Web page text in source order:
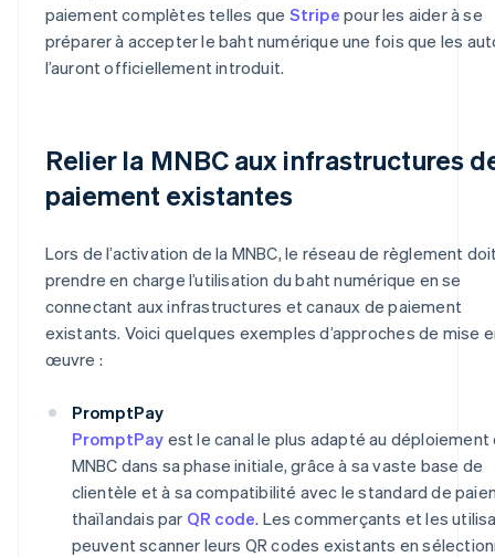
paiement complètes telles que Stripe pour les aider à se
préparer à accepter le baht numérique une fois que les
l’auront officiellement introduit.
Relier la MNBC aux infrastructures
paiement existantes
Lors de l’activation de la MNBC, le réseau de règlement
prendre en charge l’utilisation du baht numérique en se
connectant aux infrastructures et canaux de paiement
existants. Voici quelques exemples d’approches de mise
œuvre :
PromptPay
PromptPay est le canal le plus adapté au déploiement
MNBC dans sa phase initiale, grâce à sa vaste base de
clientèle et à sa compatibilité avec le standard de
thaïlandais par QR code. Les commerçants et les
peuvent scanner leurs QR codes existants en